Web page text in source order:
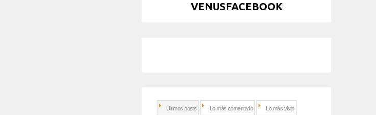
VENUSFACEBOOK
Ultimos posts Lo más comentado Lo más visto